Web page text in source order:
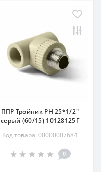
ППР Тройник РН 25*1/2"
серый (60/15) 10128125Г
Код товара: 00000007684
0